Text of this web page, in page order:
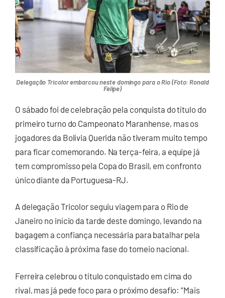
Delegação Tricolor embarcou neste domingo para o Rio (Foto: Ronald
Felipe)
O sábado foi de celebração pela conquista do título do
primeiro turno do Campeonato Maranhense, mas os
jogadores da Bolívia Querida não tiveram muito tempo
para ficar comemorando. Na terça-feira, a equipe já
tem compromisso pela Copa do Brasil, em confronto
único diante da Portuguesa-RJ.
A delegação Tricolor seguiu viagem para o Rio de
Janeiro no início da tarde deste domingo, levando na
bagagem a confiança necessária para batalhar pela
classificação à próxima fase do torneio nacional.
Ferreira celebrou o título conquistado em cima do
rival, mas já pede foco para o próximo desafio: “Mais